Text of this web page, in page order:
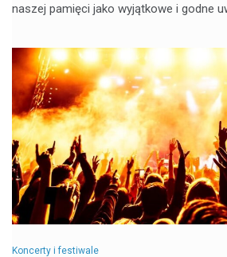
naszej pamięci jako wyjątkowe i godne
Koncerty i festiwale